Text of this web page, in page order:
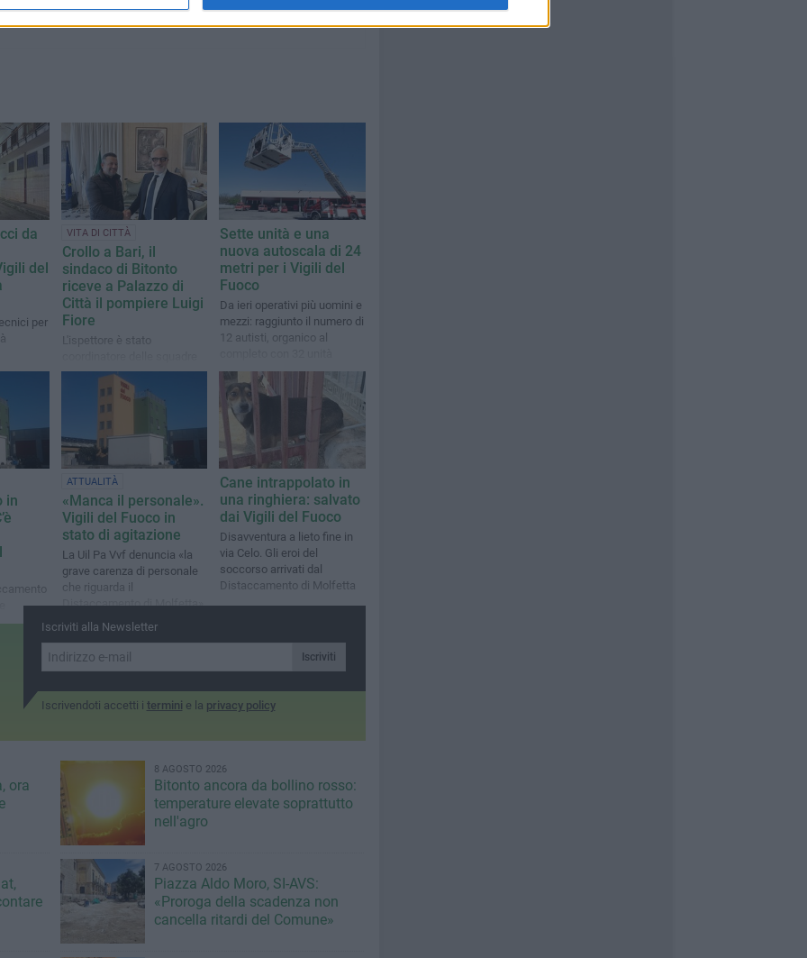
da
del
per
VITA DI CITTÀ
Crollo a Bari, il
sindaco di Bitonto
riceve a Palazzo di
Città il pompiere Luigi
Fiore
L'ispettore è stato
che hanno salvato la
74enne Rosalia De Giosa
Sette unità e una
nuova autoscala di 24
metri per i Vigili del
Fuoco
Da ieri operativi più uomini e
mezzi: raggiunto il numero di
12 autisti, organico al
in
ATTUALITÀ
«Manca il personale».
Vigili del Fuoco in
stato di agitazione
La Uil Pa Vvf denuncia «la
grave carenza di personale
che riguarda il
Distaccamento di Molfetta»
Cane intrappolato in
una ringhiera: salvato
dai Vigili del Fuoco
Disavventura a lieto fine in
via Celo. Gli eroi del
soccorso arrivati dal
Distaccamento di Molfetta
Iscriviti alla Newsletter
Iscriviti
Iscrivendoti accetti i termini e la privacy policy
ora
8 AGOSTO 2026
Bitonto ancora da bollino rosso:
temperature elevate soprattutto
nell'agro
7 AGOSTO 2026
Piazza Aldo Moro, SI-AVS:
«Proroga della scadenza non
cancella ritardi del Comune»